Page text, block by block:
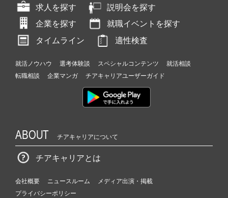
求人を探す
説明会を探す
企業を探す
就職イベントを探す
タイムライン
適性検査
就活ノウハウ 選考体験談 スペシャルコンテンツ
就活相談
転職相談
企業マンガ チアキャリアユーザーガイド
ABOUT チアキャリアについて
チアキャリアとは
会社概要 ニュースルーム
メディア出演・掲載
プライバシーポリシー